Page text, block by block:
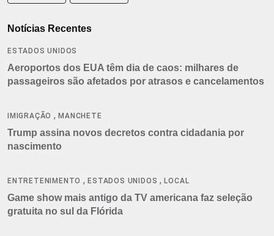
Notícias Recentes
ESTADOS UNIDOS
Aeroportos dos EUA têm dia de caos: milhares de
passageiros são afetados por atrasos e cancelamentos
IMIGRAÇÃO ,MANCHETE
Trump assina novos decretos contra cidadania por
nascimento
ENTRETENIMENTO ,ESTADOS UNIDOS ,LOCAL
Game show mais antigo da TV americana faz seleção
gratuita no sul da Flórida